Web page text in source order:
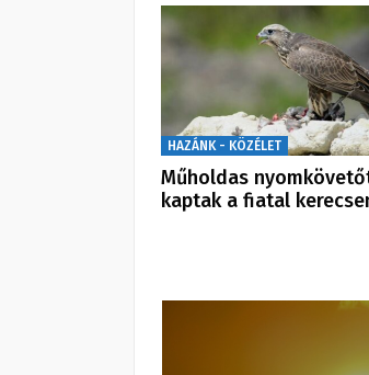
HAZÁNK - KÖZÉLET
Műholdas
kaptak a fiatal